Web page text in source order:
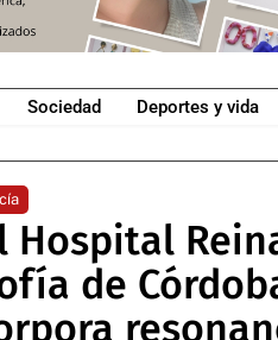
Sociedad Deportes y vida
Hospital
de